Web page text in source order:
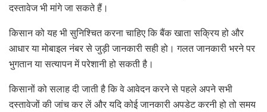
दस्तावेज भी मांगे जा सकते हैं।
किसान को यह भी सुनिश्चित करना चाहिए कि बैंक खाता सक्रिय हो और
आधार या मोबाइल नंबर से जुड़ी जानकारी सही हो। गलत जानकारी भरने पर
भुगतान या सत्यापन में परेशानी हो सकती है।
किसानों को सलाह दी जाती है कि वे आवेदन करने से पहले अपने सभी
दस्तावेजों की जांच कर लें और यदि कोई जानकारी अपडेट करनी हो तो समय